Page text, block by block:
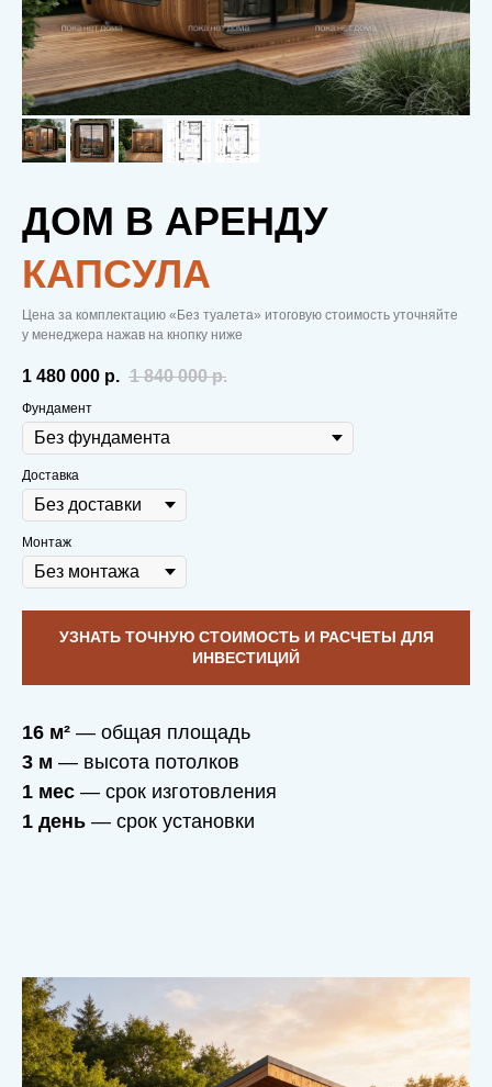
ДОМ В АРЕНДУ
КАПСУЛА
Цена за комплектацию «Без туалета» итоговую стоимость уточняйте
у менеджера нажав на кнопку ниже
1 480 000 р. 1 840 000 р.
Фундамент
Доставка
Монтаж
УЗНАТЬ ТОЧНУЮ СТОИМОСТЬ И РАСЧЕТЫ ДЛЯ
ИНВЕСТИЦИЙ
16 м² — общая площадь
3 м — высота потолков
1 мес — срок изготовления
1 день — срок установки